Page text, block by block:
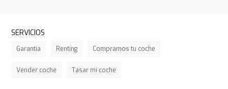
SERVICIOS
Garantía Renting Compramos tu coche
Vender coche Tasar mi coche